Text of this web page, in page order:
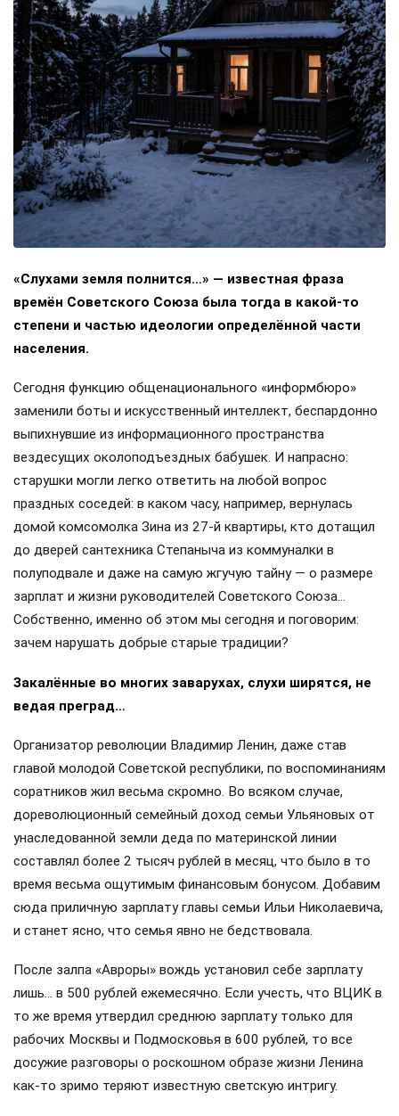
«Слухами земля полнится…» — известная фраза
времён Советского Союза была тогда в какой-то
степени и частью идеологии определённой части
населения.
Сегодня функцию общенационального «информбюро»
заменили боты и искусственный интеллект, беспардонно
выпихнувшие из информационного пространства
вездесущих околоподъездных бабушек. И напрасно:
старушки могли легко ответить на любой вопрос
праздных соседей: в каком часу, например, вернулась
домой комсомолка Зина из 27-й квартиры, кто дотащил
до дверей сантехника Степаныча из коммуналки в
полуподвале и даже на самую жгучую тайну — о размере
зарплат и жизни руководителей Советского Союза…
Собственно, именно об этом мы сегодня и поговорим:
зачем нарушать добрые старые традиции?
Закалённые во многих заварухах, слухи ширятся, не
ведая преград…
Организатор революции Владимир Ленин, даже став
главой молодой Советской республики, по воспоминаниям
соратников жил весьма скромно. Во всяком случае,
дореволюционный семейный доход семьи Ульяновых от
унаследованной земли деда по материнской линии
составлял более 2 тысяч рублей в месяц, что было в то
время весьма ощутимым финансовым бонусом. Добавим
сюда приличную зарплату главы семьи Ильи Николаевича,
и станет ясно, что семья явно не бедствовала.
После залпа «Авроры» вождь установил себе зарплату
лишь… в 500 рублей ежемесячно. Если учесть, что ВЦИК в
то же время утвердил среднюю зарплату только для
рабочих Москвы и Подмосковья в 600 рублей, то все
досужие разговоры о роскошном образе жизни Ленина
как-то зримо теряют известную светскую интригу.